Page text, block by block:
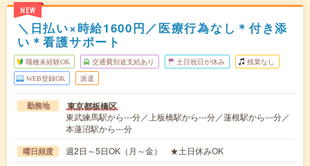
NEW
＼日払い×時給1600円／医療行為なし＊付き添
い＊看護サポート
職種未経験OK 交通費別途支給あり 土日祝日が休み 残業なし
WEB登録OK 派遣
勤務地 東京都板橋区
東武練馬駅から---分／上板橋駅から---分／蓮根駅から---分／
本蓮沼駅から---分
曜日頻度 週2日～5日OK（月～金） ★土日休みOK